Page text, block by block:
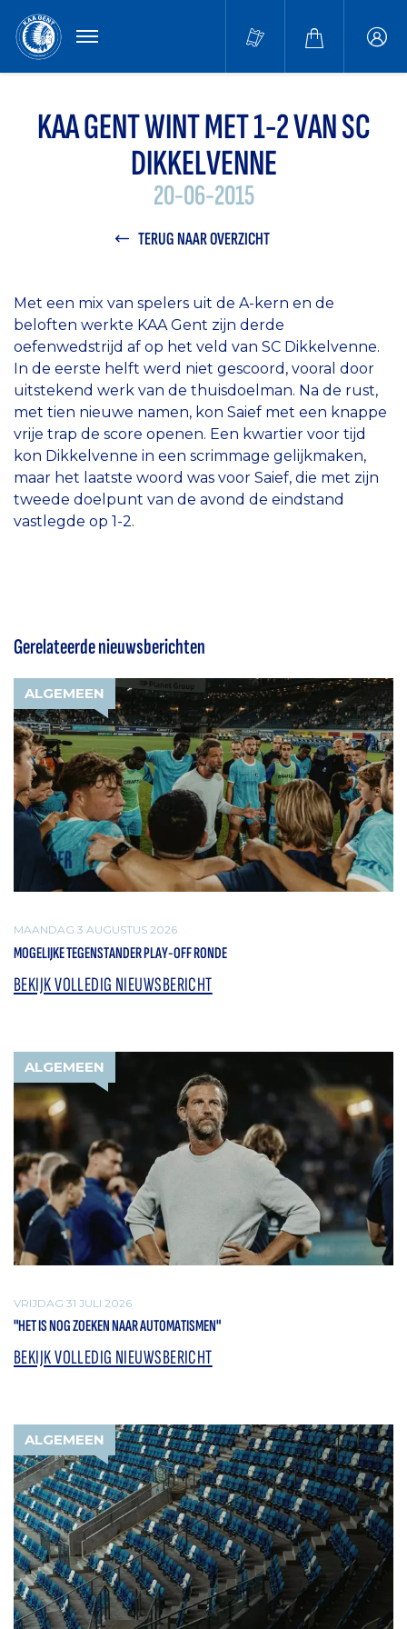
MENU
KAA GENT WINT MET 1-2 VAN SC
DIKKELVENNE
20-06-2015
TERUG NAAR OVERZICHT
Met een mix van spelers uit de A-kern en de
beloften werkte KAA Gent zijn derde
oefenwedstrijd af op het veld van SC Dikkelvenne.
In de eerste helft werd niet gescoord, vooral door
uitstekend werk van de thuisdoelman. Na de rust,
met tien nieuwe namen, kon Saief met een knappe
vrije trap de score openen. Een kwartier voor tijd
kon Dikkelvenne in een scrimmage gelijkmaken,
maar het laatste woord was voor Saief, die met zijn
tweede doelpunt van de avond de eindstand
vastlegde op 1-2.
Gerelateerde nieuwsberichten
ALGEMEEN
MAANDAG 3 AUGUSTUS 2026
MOGELIJKE TEGENSTANDER PLAY-OFF RONDE
BEKIJK VOLLEDIG NIEUWSBERICHT
ALGEMEEN
VRIJDAG 31 JULI 2026
"HET IS NOG ZOEKEN NAAR AUTOMATISMEN"
BEKIJK VOLLEDIG NIEUWSBERICHT
ALGEMEEN